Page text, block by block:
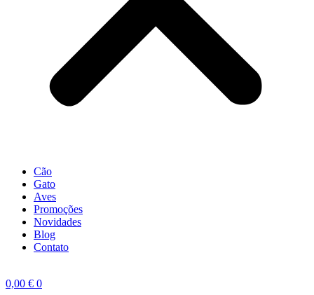
Cão
Gato
Aves
Promoções
Novidades
Blog
Contato
0,00 € 0